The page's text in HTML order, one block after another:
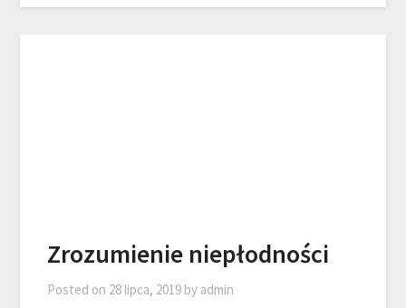
Zrozumienie niepłodności
Posted on 28 lipca, 2019 by admin